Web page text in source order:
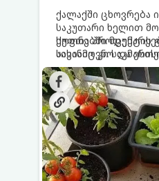
ქალაქში ცხოვრება
საკუთარი ხელით
სუფთა პროდუქტის
აივანიც კი
მოიწყოთ მინი-
ყოველდღიურად
და ბოსტნეულს
ქოთნებში
სასიამოვნო და
იცოდეთ, რომელი
ქოთნის პირობებს
მოუაროთ მათ